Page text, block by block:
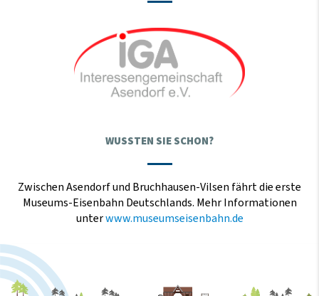
WUSSTEN SIE SCHON?
Zwischen Asendorf und Bruchhausen-Vilsen fährt die erste
Museums-Eisenbahn Deutschlands. Mehr Informationen
unterwww.museumseisenbahn.de